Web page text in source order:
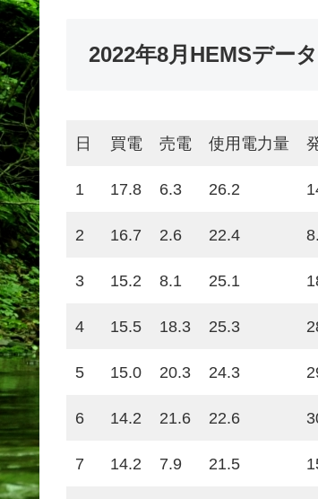
2022年8月HEMSデー
日 買電 売電 使用電力量
1 17.8 6.3 26.2
2 16.7 2.6 22.4
3 15.2 8.1 25.1
4 15.5 18.3 25.3
5 15.0 20.3 24.3
6 14.2 21.6 22.6
7 14.2 7.9 21.5